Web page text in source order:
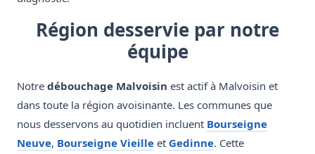
Région desservie par notre
équipe
Notre débouchage Malvoisin est actif à Malvoisin et
dans toute la région avoisinante. Les communes que
nous desservons au quotidien incluent Bourseigne
Neuve, Bourseigne Vieille et Gedinne. Cette